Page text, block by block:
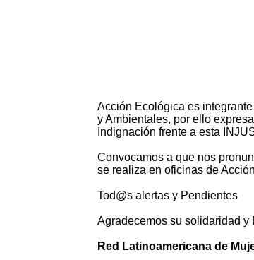
Acción Ecológica es
y Ambientales, por ello
Indignación frente a esta
Convocamos a que nos
se realiza en oficinas de
Tod@s alertas y Pendientes
Agradecemos su solidaridad y
Red Latinoamericana de